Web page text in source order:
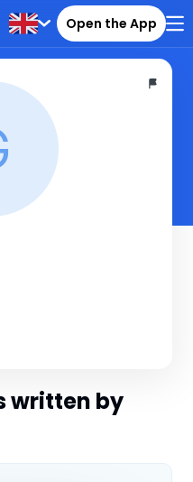
Open the App
written by